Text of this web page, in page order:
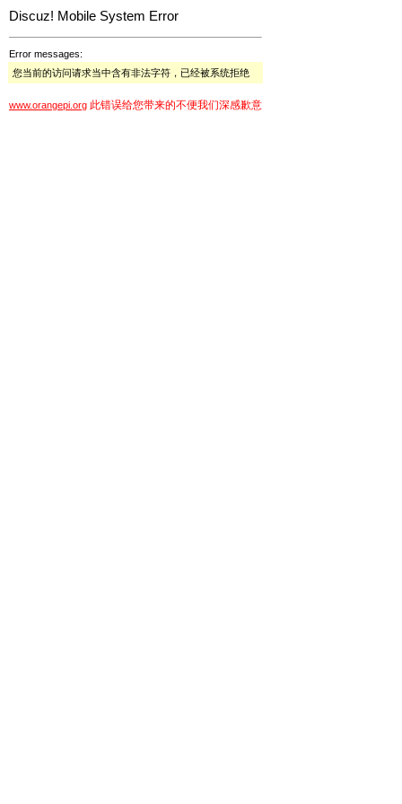
Discuz! Mobile System Error
Error messages:
您当前的访问请求当中含有非法字符，已经被系统拒绝
www.orangepi.org 此错误给您带来的不便我们深感歉意